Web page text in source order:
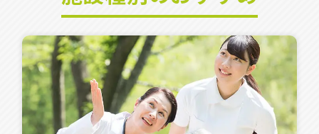
施設選びのポイント
ご入居までの流れ
会社概要